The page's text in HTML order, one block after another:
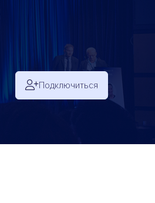
Подключиться